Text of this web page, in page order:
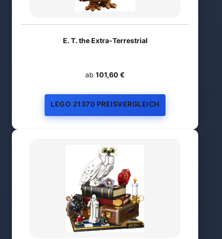
E. T. the Extra-Terrestrial
ab 101,60 €
LEGO 21370 PREISVERGLEICH